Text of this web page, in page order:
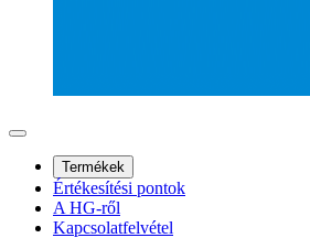
Termékek
Értékesítési pontok
A HG-ről
Kapcsolatfelvétel